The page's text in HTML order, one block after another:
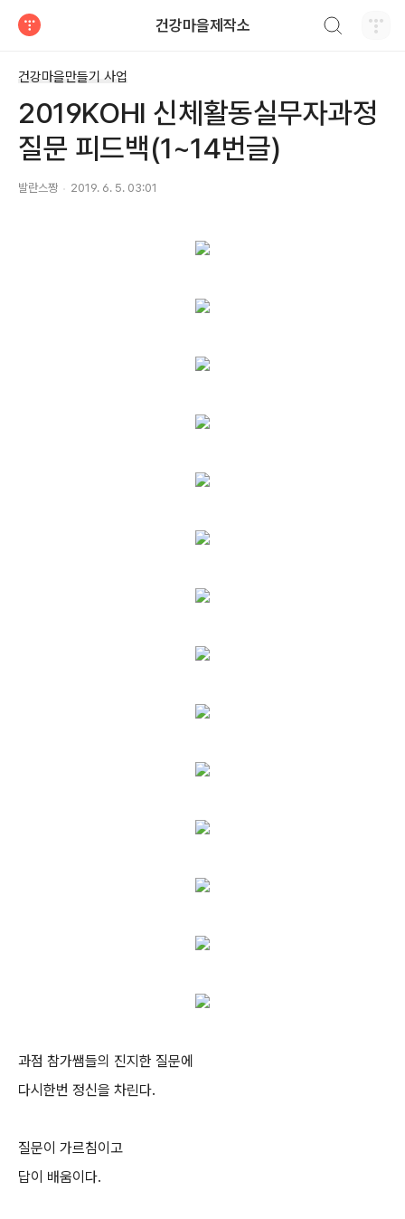
건강마을제작소
건강마을만들기 사업
2019KOHI 신체활동실무자과정
질문 피드백(1~14번글)
발란스짱 2019. 6. 5. 03:01
과점 참가쌤들의 진지한 질문에
다시한번 정신을 차린다.
질문이 가르침이고
답이 배움이다.